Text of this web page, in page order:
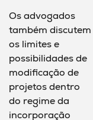
Os advogados
também discutem
os limites e
possibilidades de
modificação de
projetos dentro
do regime da
incorporação